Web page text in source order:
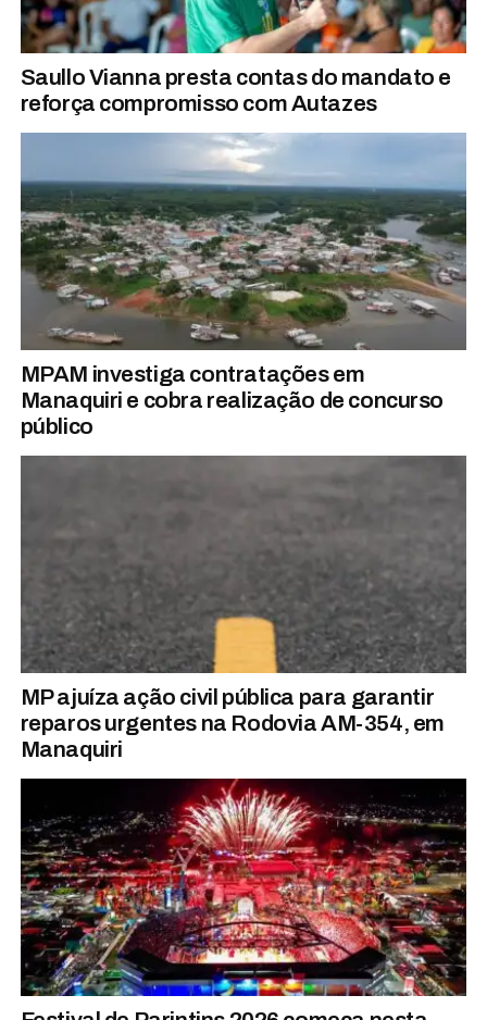
Saullo Vianna presta contas do mandato e
reforça compromisso com Autazes
MPAM investiga contratações em
Manaquiri e cobra realização de concurso
público
MP ajuíza ação civil pública para garantir
reparos urgentes na Rodovia AM-354, em
Manaquiri